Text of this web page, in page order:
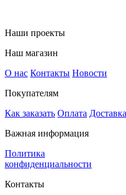
Наши проекты
Наш магазин
О нас Контакты Новости
Покупателям
Как заказать Оплата Доставка
Важная информация
Политика
конфиденциальности
Контакты